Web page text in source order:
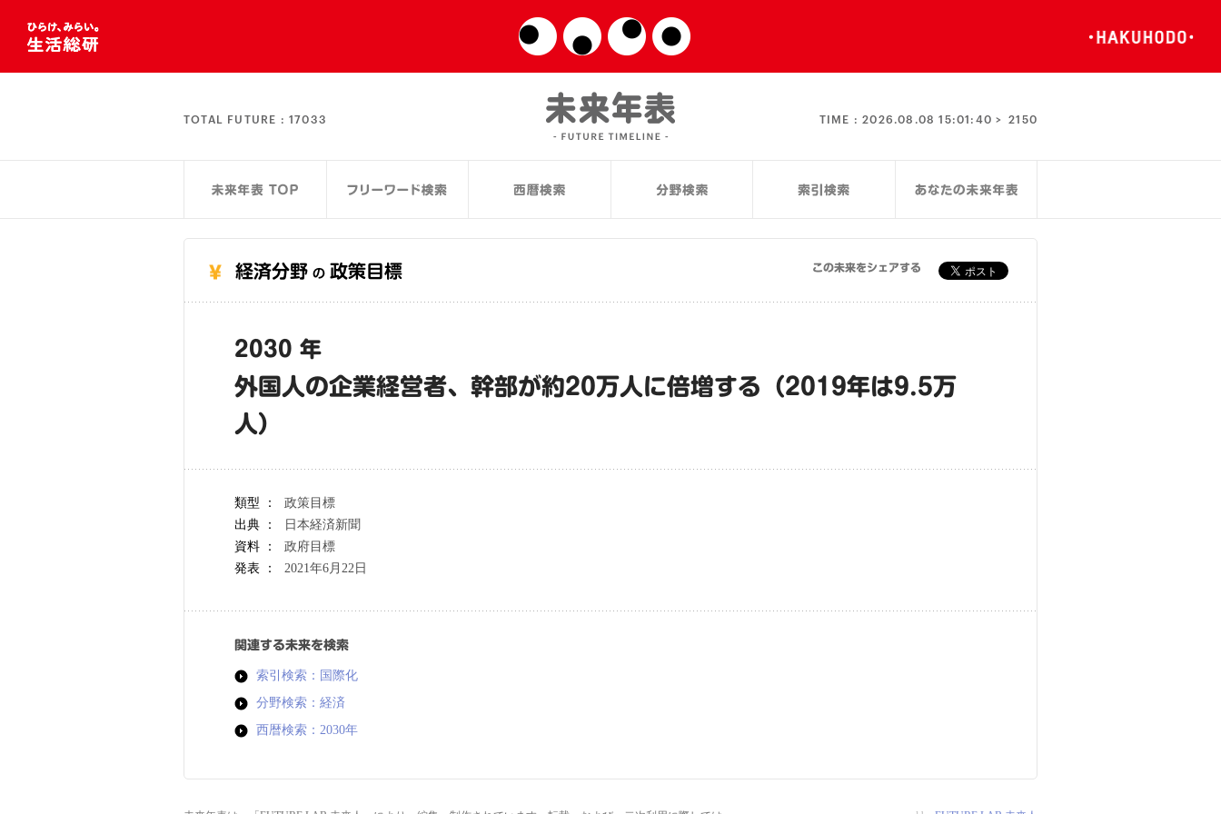
TOTAL FUTURE : 17033 TIME :2026.08.08 15:01:40 > 2150
経済分野 の 政策目標 この未来をシェアする
2030 年
外国人の企業経営者、幹部が約20万人に倍増する（2019年は9.5万
人）
類型 ：
政策目標
出典 ：
日本経済新聞
資料 ：
政府目標
発表 ：
2021年6月22日
関連する未来を検索
索引検索：国際化
分野検索：経済
西暦検索：2030年